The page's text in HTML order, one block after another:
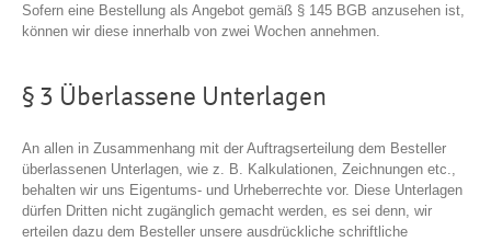
Sofern eine Bestellung als Angebot gemäß § 145 BGB anzusehen ist,
können wir diese innerhalb von zwei Wochen annehmen.
§ 3 Überlassene Unterlagen
An allen in Zusammenhang mit der Auftragserteilung dem Besteller
überlassenen Unterlagen, wie z. B. Kalkulationen, Zeichnungen etc.,
behalten wir uns Eigentums- und Urheberrechte vor. Diese Unterlagen
dürfen Dritten nicht zugänglich gemacht werden, es sei denn, wir
erteilen dazu dem Besteller unsere ausdrückliche schriftliche